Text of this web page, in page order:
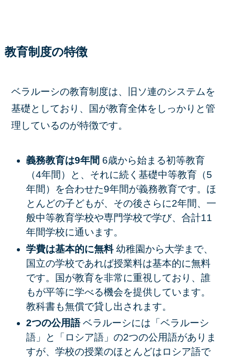
教育制度の特徴
ベラルーシの教育制度は、旧ソ連のシステムを
基礎としており、国が教育全体をしっかりと管
理しているのが特徴です。
義務教育は9年間 6歳から始まる初等教育
（4年間）と、それに続く基礎中等教育（5
年間）を合わせた9年間が義務教育です。ほ
とんどの子どもが、その後さらに2年間、一
般中等教育学校や専門学校で学び、合計11
年間学校に通います。
学費は基本的に無料幼稚園から大学まで、
国立の学校であれば授業料は基本的に無料
です。国が教育を非常に重視しており、誰
もが平等に学べる機会を提供しています。
教科書も無償で貸し出されます。
2つの公用語ベラルーシには「ベラルーシ
語」と「ロシア語」の2つの公用語がありま
すが、学校の授業のほとんどはロシア語で